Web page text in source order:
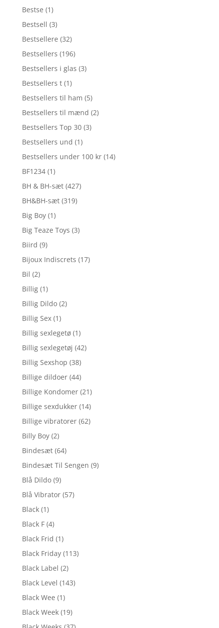
Bestse (1)
Bestsell (3)
Bestsellere (32)
Bestsellers (196)
Bestsellers i glas (3)
Bestsellers t (1)
Bestsellers til ham (5)
Bestsellers til mænd (2)
Bestsellers Top 30 (3)
Bestsellers und (1)
Bestsellers under 100 kr (14)
BF1234 (1)
BH & BH-sæt (427)
BH&BH-sæt (319)
Big Boy (1)
Big Teaze Toys (3)
Biird (9)
Bijoux Indiscrets (17)
Bil (2)
Billig (1)
Billig Dildo (2)
Billig Sex (1)
Billig sexlegetø (1)
Billig sexlegetøj (42)
Billig Sexshop (38)
Billige dildoer (44)
Billige Kondomer (21)
Billige sexdukker (14)
Billige vibratorer (62)
Billy Boy (2)
Bindesæt (64)
Bindesæt Til Sengen (9)
Blå Dildo (9)
Blå Vibrator (57)
Black (1)
Black F (4)
Black Frid (1)
Black Friday (113)
Black Label (2)
Black Level (143)
Black Wee (1)
Black Week (19)